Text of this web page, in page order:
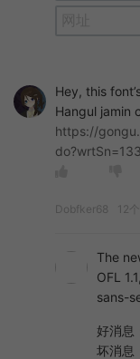
Hey, this
Hangul jamin
https://
Dobfker68 12
The
OFL
sans-
好消息
坏消息